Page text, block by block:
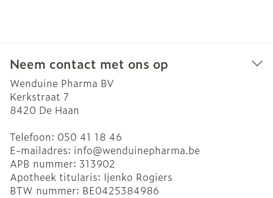
Neem contact met ons op
Wenduine Pharma BV
Kerkstraat 7
8420 De Haan
Telefoon: 050 41 18 46
E-mailadres: info@wenduinepharma.be
APB nummer: 313902
Apotheek titularis: Ijenko Rogiers
BTW nummer: BE0425384986